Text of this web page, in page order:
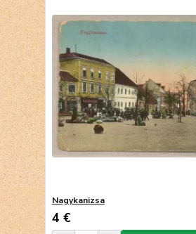
Nagykanizsa
4 €